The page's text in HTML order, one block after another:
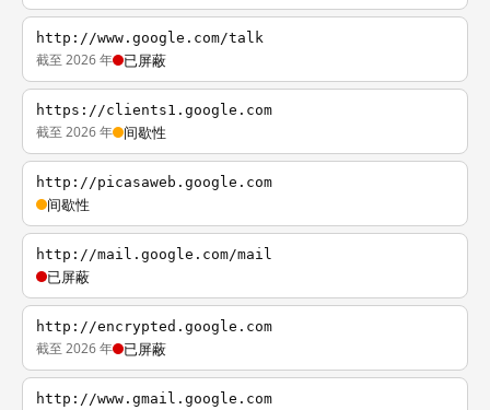
http://www.google.com/talk
截至 2026 年 已屏蔽
https://clients1.google.com
截至 2026 年 间歇性
http://picasaweb.google.com
间歇性
http://mail.google.com/mail
已屏蔽
http://encrypted.google.com
截至 2026 年 已屏蔽
http://www.gmail.google.com